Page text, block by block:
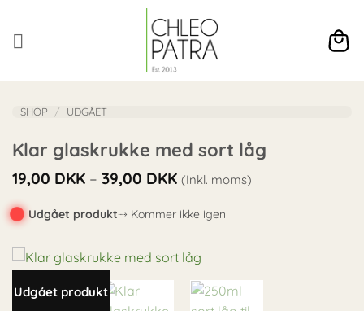
indhold
SHOP / UDGÅET
Klar glaskrukke med sort låg
19,00 DKK – 39,00 DKKPrisinterval:
19,00 DKK
til
39,00 DKK
(Inkl. moms)
Udgået produkt⤑ Kommer ikke igen
Udgået produkt